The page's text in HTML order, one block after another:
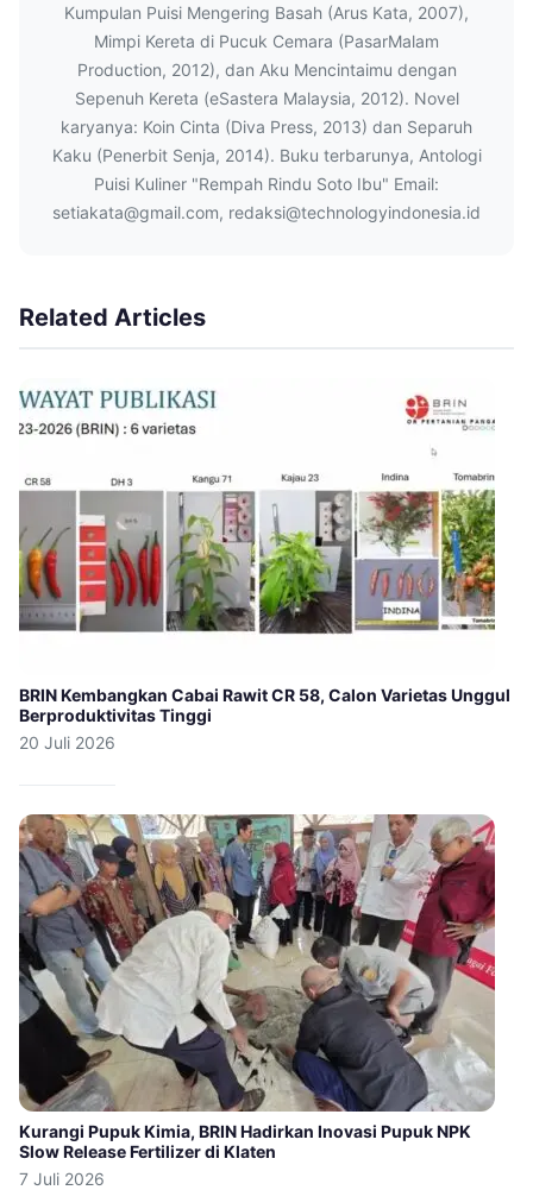
Kumpulan Puisi Mengering Basah (Arus Kata, 2007),
Mimpi Kereta di Pucuk Cemara (PasarMalam
Production, 2012), dan Aku Mencintaimu dengan
Sepenuh Kereta (eSastera Malaysia, 2012). Novel
karyanya: Koin Cinta (Diva Press, 2013) dan Separuh
Kaku (Penerbit Senja, 2014). Buku terbarunya, Antologi
Puisi Kuliner "Rempah Rindu Soto Ibu" Email:
setiakata@gmail.com, redaksi@technologyindonesia.id
Related Articles
BRIN Kembangkan Cabai Rawit CR 58, Calon Varietas Unggul
Berproduktivitas Tinggi
20 Juli 2026
Kurangi Pupuk Kimia, BRIN Hadirkan Inovasi Pupuk NPK
Slow Release Fertilizer di Klaten
7 Juli 2026